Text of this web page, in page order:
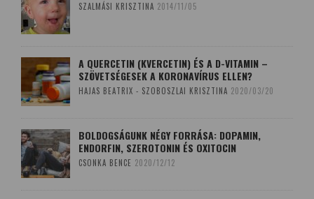
SZALMÁSI KRISZTINA 2014/11/05
A QUERCETIN (KVERCETIN) ÉS A D-VITAMIN –
SZÖVETSÉGESEK A KORONAVÍRUS ELLEN?
HAJAS BEATRIX - SZOBOSZLAI KRISZTINA 2020/03/20
BOLDOGSÁGUNK NÉGY FORRÁSA: DOPAMIN,
ENDORFIN, SZEROTONIN ÉS OXITOCIN
CSONKA BENCE 2020/12/12